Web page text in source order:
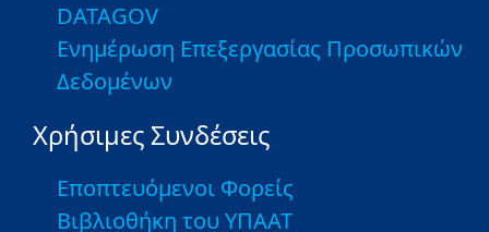
DATAGOV
Ενημέρωση Επεξεργασίας Προσωπικών
Δεδομένων
Χρήσιμες Συνδέσεις
Εποπτευόμενοι Φορείς
Βιβλιοθήκη του ΥΠΑΑΤ